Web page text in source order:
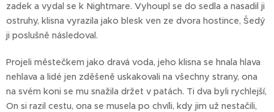
zadek a vydal se k Nightmare. Vyhoupl se do sedla a nasadil ji
ostruhy, klisna vyrazila jako blesk ven ze dvora hostince, Šedý
ji poslušně následoval.
Projeli městečkem jako dravá voda, jeho klisna se hnala hlava
nehlava a lidé jen zděšeně uskakovali na všechny strany, ona
na svém koni se mu snažila držet v patách. Ti dva byli rychlejší,
On si razil cestu, ona se musela po chvíli, kdy jim už nestačili,